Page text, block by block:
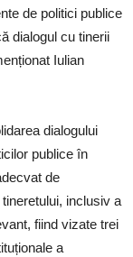
de politici publice
dialogul cu tinerii
Iulian
dialogului
publice în
de
inclusiv a
fiind vizate trei
a